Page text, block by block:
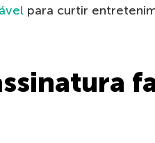
para curtir